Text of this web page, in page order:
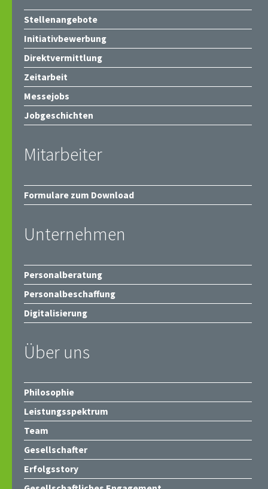
Stellenangebote
Initiativbewerbung
Direktvermittlung
Zeitarbeit
Messejobs
Jobgeschichten
Mitarbeiter
Formulare zum Download
Unternehmen
Personalberatung
Personalbeschaffung
Digitalisierung
Über uns
Philosophie
Leistungsspektrum
Team
Gesellschafter
Erfolgsstory